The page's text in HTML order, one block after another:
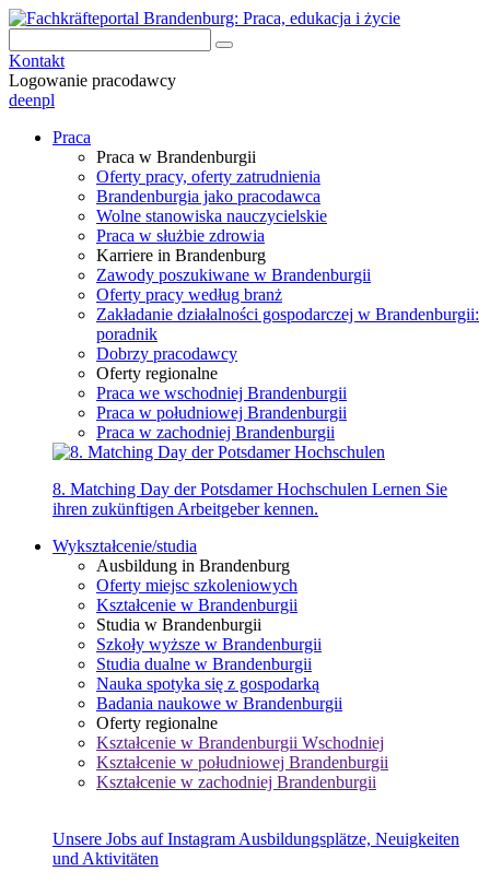
Kontakt
Logowanie pracodawcy
deenpl
Praca
Praca w Brandenburgii
Oferty pracy, oferty zatrudnienia
Brandenburgia jako pracodawca
Wolne stanowiska nauczycielskie
Praca w służbie zdrowia
Karriere in Brandenburg
Zawody poszukiwane w Brandenburgii
Oferty pracy według branż
Zakładanie działalności gospodarczej w Brandenburgii:
poradnik
Dobrzy pracodawcy
Oferty regionalne
Praca we wschodniej Brandenburgii
Praca w południowej Brandenburgii
Praca w zachodniej Brandenburgii
8. Matching Day der Potsdamer Hochschulen Lernen Sie
ihren zukünftigen Arbeitgeber kennen.
Wykształcenie/studia
Ausbildung in Brandenburg
Oferty miejsc szkoleniowych
Kształcenie w Brandenburgii
Studia w Brandenburgii
Szkoły wyższe w Brandenburgii
Studia dualne w Brandenburgii
Nauka spotyka się z gospodarką
Badania naukowe w Brandenburgii
Oferty regionalne
Kształcenie w Brandenburgii Wschodniej
Kształcenie w południowej Brandenburgii
Kształcenie w zachodniej Brandenburgii
Unsere Jobs auf Instagram Ausbildungsplätze, Neuigkeiten
und Aktivitäten